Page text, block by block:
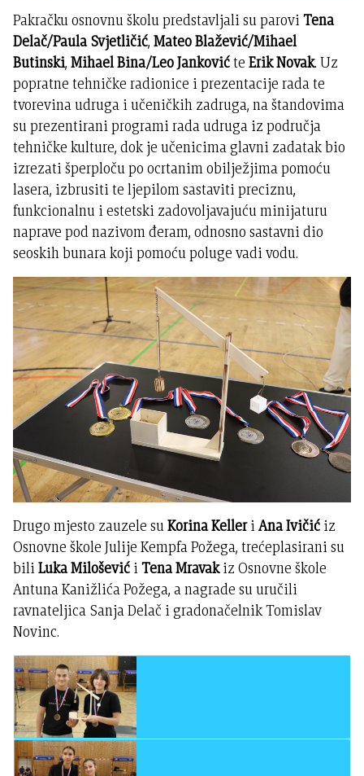
Pakračku osnovnu školu predstavljali su paroviTena
Delač/Paula Svjetličić,Mateo Blažević/Mihael
Butinski,Mihael Bina/Leo JankovićteErik Novak. Uz
popratne tehničke radionice i prezentacije rada te
tvorevina udruga i učeničkih zadruga, na štandovima
su prezentirani programi rada udruga iz područja
tehničke kulture, dok je učenicima glavni zadatak bio
izrezati šperploču po ocrtanim obilježjima pomoću
lasera, izbrusiti te ljepilom sastaviti preciznu,
funkcionalnu i estetski zadovoljavajuću minijaturu
naprave pod nazivom đeram, odnosno sastavni dio
seoskih bunara koji pomoću poluge vadi vodu.
Drugo mjesto zauzele suKorina KelleriAna Ivičić iz
Osnovne škole Julije Kempfa Požega, trećeplasirani su
biliLuka Milošević iTena Mravakiz Osnovne škole
Antuna Kanižlića Požega, a nagrade su uručili
ravnateljica Sanja Delač i gradonačelnik Tomislav
Novinc.